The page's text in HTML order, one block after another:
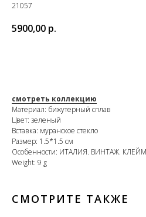
21057
5900,00 р.
смотреть коллекцию
Материал: бижутерный сплав
Цвет: зеленый
Вставка: муранское стекло
Размер: 1.5*1.5 см
Особенности: ИТАЛИЯ. ВИНТАЖ.
Weight: 9 g
СМОТРИТЕ ТАКЖЕ